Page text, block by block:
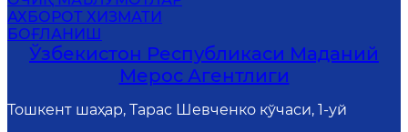
АХБОРОТ ХИЗМАТИ
БОҒЛАНИШ
Ўзбекистон Республикаси Маданий
Мерос Агентлиги
Тошкент шаҳар, Тарас Шевченко кўчаси, 1-уй